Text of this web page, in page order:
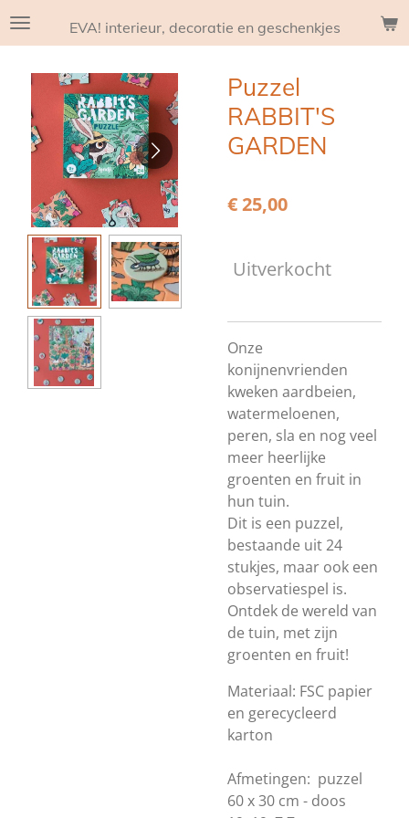
Ga
hoofdinhoud
EVA! interieur, decoratie en geschenkjes
Puzzel
RABBIT'S
GARDEN
€ 25,00
Uitverkocht
Onze
konijnenvrienden
kweken aardbeien,
watermeloenen,
peren, sla en nog veel
meer heerlijke
groenten en fruit in
hun tuin.
Dit is een puzzel,
bestaande uit 24
stukjes, maar ook een
observatiespel is.
Ontdek de wereld van
de tuin, met zijn
groenten en fruit!
Materiaal: FSC papier
en gerecycleerd
karton
Afmetingen: puzzel
60 x 30 cm - doos